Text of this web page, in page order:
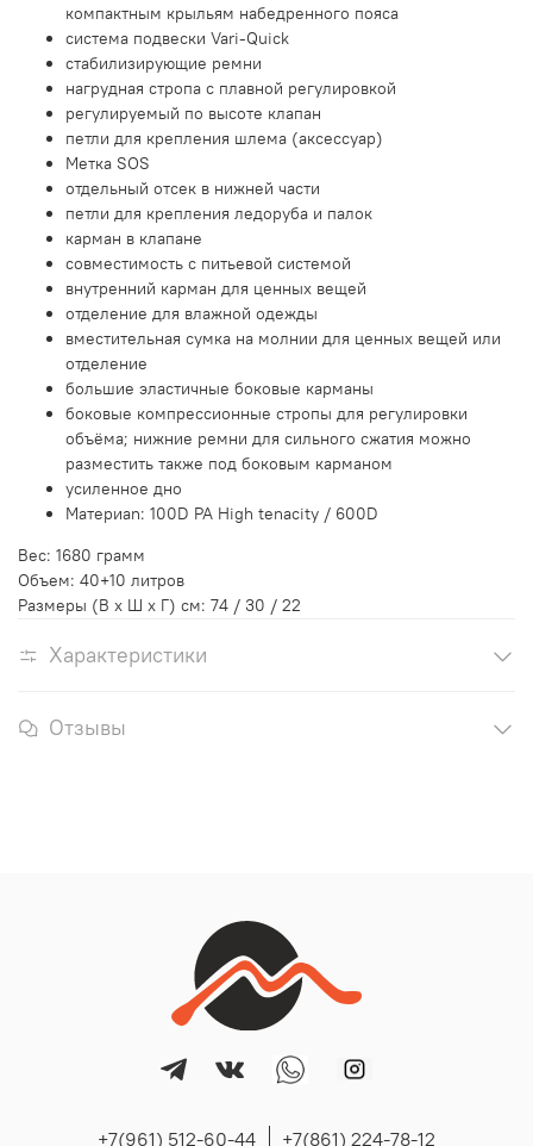
компактным крыльям набедренного пояса
система подвески Vari-Quick
стабилизирующие ремни
нагрудная стропа с плавной регулировкой
регулируемый по высоте клапан
петли для крепления шлема (аксессуар)
Метка SOS
отдельный отсек в нижней части
петли для крепления ледоруба и палок
карман в клапане
совместимость с питьевой системой
внутренний карман для ценных вещей
отделение для влажной одежды
вместительная сумка на молнии для ценных вещей или
отделение
большие эластичные боковые карманы
боковые компрессионные стропы для регулировки
объёма; нижние ремни для сильного сжатия можно
разместить также под боковым карманом
усиленное дно
Материаn: 100D PA High tenacity / 600D
Вес: 1680 грамм
Объем: 40+10 литров
Размеры (В x Ш x Г) см: 74 / 30 / 22
Характеристики
Отзывы
+7(961) 512-60-44 +7(861) 224-78-12